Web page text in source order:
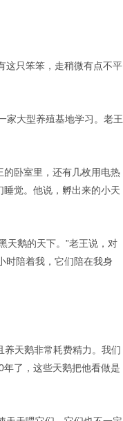
这只笨笨，走稍微有点不平
家大型养殖基地学习。老王
的卧室里，还有几枚用电热
觉。他说，孵出来的小天
天鹅的天下。”老王说，对
时陪着我，它们陪在我身
养天鹅非常耗费精力。我们
了，这些天鹅把他看做是